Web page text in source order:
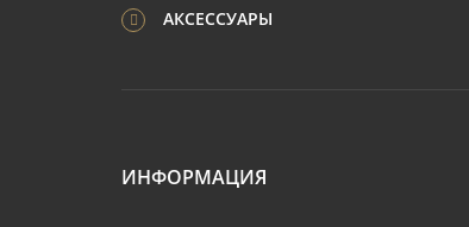
АКСЕССУАРЫ
ИНФОРМАЦИЯ